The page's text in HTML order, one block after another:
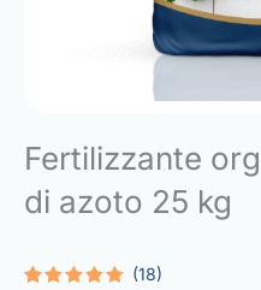
Fertilizzante
di azoto 25 kg
(18)